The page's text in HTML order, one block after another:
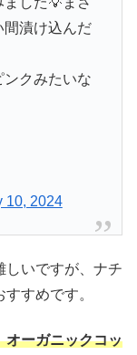
間漬け込んだ
クみたいな
10, 2024
しいですが、ナチ
すめです。
オーガニックコッ